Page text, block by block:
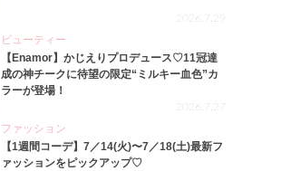
2026.7.29
ビューティー
【Enamor】かじえりプロデュース♡11冠達
成の神チークに待望の限定“ミルキー血色”カ
ラーが登場！
2026.7.27
ファッション
【1週間コーデ】7／14(火)〜7／18(土)最新フ
ァッションをピックアップ♡